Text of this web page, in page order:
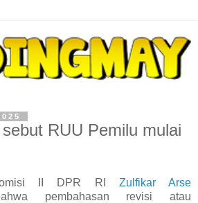
RUU Pemilu mulai
II DPR RI Zulfikar Arse
pembahasan revisi atau